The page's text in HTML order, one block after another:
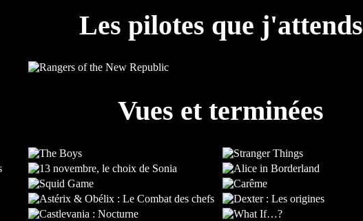
Les pilotes que j'attends
Vues et terminées